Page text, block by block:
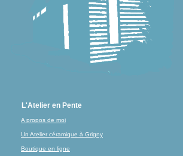
L'Atelier en Pente
A propos de moi
Un Atelier céramique à Grigny
Boutique en ligne